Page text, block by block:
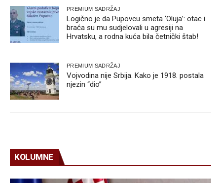
PREMIUM SADRŽAJ
Logično je da Pupovcu smeta ‘Oluja’: otac i
braća su mu sudjelovali u agresiji na
Hrvatsku, a rodna kuća bila četnički štab!
PREMIUM SADRŽAJ
Vojvodina nije Srbija. Kako je 1918. postala
njezin “dio”
KOLUMNE